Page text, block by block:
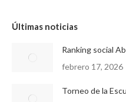
Últimas noticias
Ranking social
febrero 17, 2026
Torneo de la